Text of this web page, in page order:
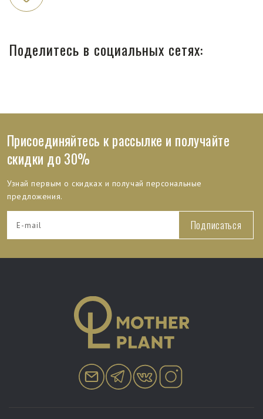
Поделитесь в социальных сетях:
Присоединяйтесь к рассылке и получайте
скидки до 30%
Узнай первым о скидках и получай персональные
предложения.
Подписаться